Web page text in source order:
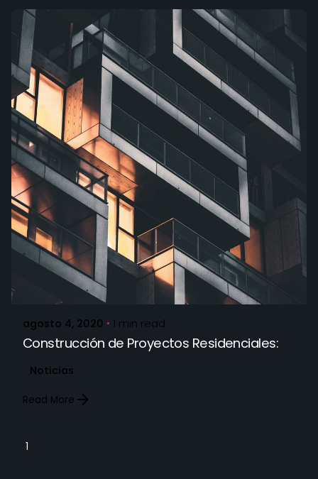
Posted by
STARQMX_Admin
agosto 4, 2020 1 min read
Construcción de Proyectos Residenciales:
Noticias
Read More
1